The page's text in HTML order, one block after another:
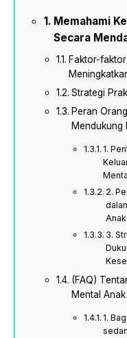
Memahami
Secara
Faktor-
Strategi
Peran
Mendukung
1.
2.
Anak
3.
(FAQ)
Mental Anak
1.